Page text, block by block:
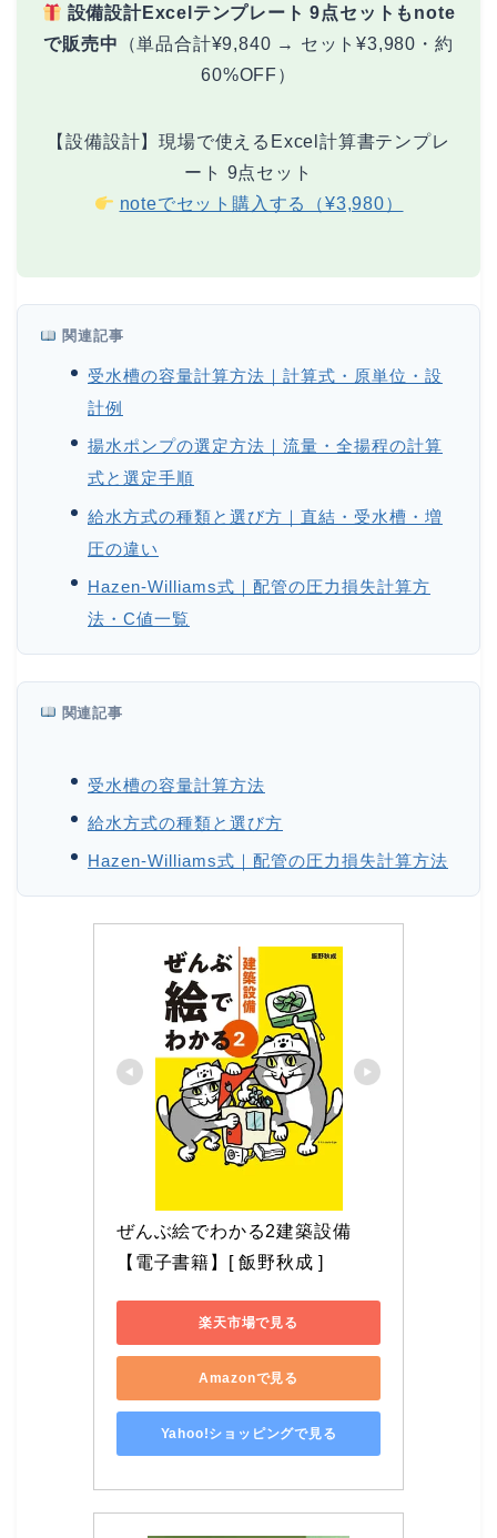
設備設計Excelテンプレート 9点セットもnote
で販売中 （単品合計¥9,840 → セット¥3,980・約
60%OFF）
【設備設計】現場で使えるExcel計算書テンプレ
ート 9点セット
noteでセット購入する（¥3,980）
関連記事
受水槽の容量計算方法｜計算式・原単位・設
計例
揚水ポンプの選定方法｜流量・全揚程の計算
式と選定手順
給水方式の種類と選び方｜直結・受水槽・増
圧の違い
Hazen-Williams式｜配管の圧力損失計算方
法・C値一覧
関連記事
受水槽の容量計算方法
給水方式の種類と選び方
Hazen-Williams式｜配管の圧力損失計算方法
ぜんぶ絵でわかる2建築設備
【電子書籍】[ 飯野秋成 ]
楽天市場で見る
Amazonで見る
Yahoo!ショッピングで見る